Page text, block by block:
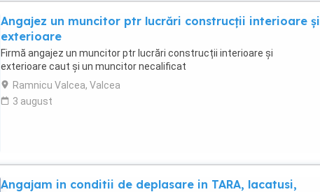
Angajez un muncitor ptr lucrări construcții interioare și
exterioare
Firmă angajez un muncitor ptr lucrări construcții interioare și
exterioare caut și un muncitor necalificat
Ramnicu Valcea, Valcea
3 august
Angajam in conditii de deplasare in TARA, lacatusi,